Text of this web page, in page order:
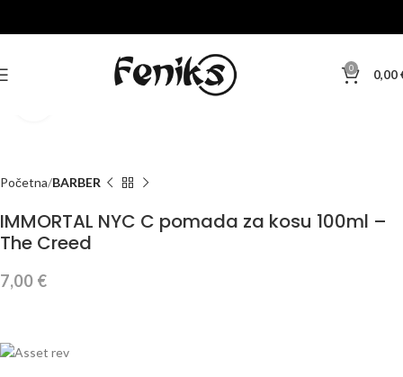
0 0,00
Početna BARBER
IMMORTAL NYC C pomada za kosu 100ml –
The Creed
7,00 €